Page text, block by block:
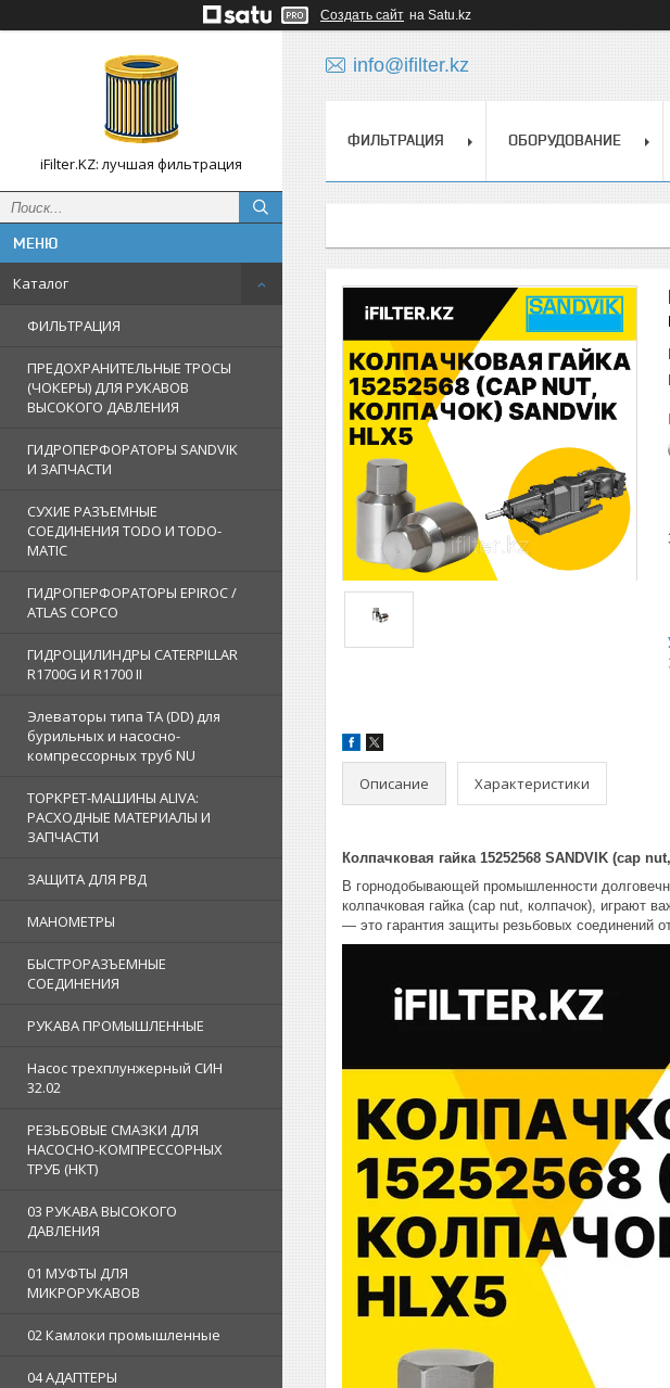
Создать сайт на Satu.kz
iFilter.KZ: лучшая фильтрация
Каталог
ФИЛЬТРАЦИЯ
ПРЕДОХРАНИТЕЛЬНЫЕ ТРОСЫ
(ЧОКЕРЫ) ДЛЯ РУКАВОВ
ВЫСОКОГО ДАВЛЕНИЯ
ГИДРОПЕРФОРАТОРЫ SANDVIK
И ЗАПЧАСТИ
СУХИЕ РАЗЪЕМНЫЕ
СОЕДИНЕНИЯ TODO И TODO-
MATIC
ГИДРОПЕРФОРАТОРЫ EPIROC /
ATLAS COPCO
ГИДРОЦИЛИНДРЫ CATERPILLAR
R1700G И R1700 II
Элеваторы типа TA (DD) для
бурильных и насосно-
компрессорных труб NU
ТОРКРЕТ-МАШИНЫ ALIVA:
РАСХОДНЫЕ МАТЕРИАЛЫ И
ЗАПЧАСТИ
ЗАЩИТА ДЛЯ РВД
МАНОМЕТРЫ
БЫСТРОРАЗЪЕМНЫЕ
СОЕДИНЕНИЯ
РУКАВА ПРОМЫШЛЕННЫЕ
Насос трехплунжерный СИН
32.02
РЕЗЬБОВЫЕ СМАЗКИ ДЛЯ
НАСОСНО-КОМПРЕССОРНЫХ
ТРУБ (НКТ)
03 РУКАВА ВЫСОКОГО
ДАВЛЕНИЯ
01 МУФТЫ ДЛЯ
МИКРОРУКАВОВ
02 Камлоки промышленные
04 АДАПТЕРЫ
info@ifilter.kz
ФИЛЬТРАЦИЯ ОБОРУДОВАНИЕ
Описание Характеристики
Колпачковая гайка 15252568 SANDVIK (cap
В горнодобывающей промышленности
колпачковая гайка (cap nut, колпачок), играют
— это гарантия защиты резьбовых соединений